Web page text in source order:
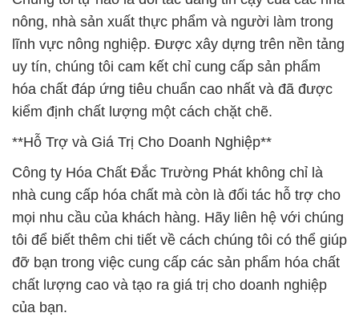
nông, nhà sản xuất thực phẩm và người làm trong
lĩnh vực nông nghiệp. Được xây dựng trên nền tảng
uy tín, chúng tôi cam kết chỉ cung cấp sản phẩm
hóa chất đáp ứng tiêu chuẩn cao nhất và đã được
kiểm định chất lượng một cách chặt chẽ.
**Hỗ Trợ và Giá Trị Cho Doanh Nghiệp**
Công ty Hóa Chất Đắc Trường Phát không chỉ là
nhà cung cấp hóa chất mà còn là đối tác hỗ trợ cho
mọi nhu cầu của khách hàng. Hãy liên hệ với chúng
tôi để biết thêm chi tiết về cách chúng tôi có thể giúp
đỡ bạn trong việc cung cấp các sản phẩm hóa chất
chất lượng cao và tạo ra giá trị cho doanh nghiệp
của bạn.